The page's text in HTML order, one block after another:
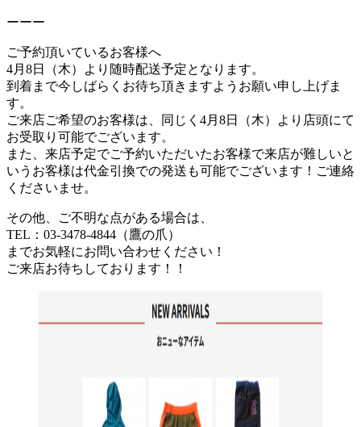
ーーー
ご予約頂いているお客様へ
4月8日（木）より随時配送予定となります。
到着まで今しばらくお待ち頂きますようお願い申し上げま
す。
ご来店ご希望のお客様は、同じく4月8日（木）より店頭にて
お受取り可能でございます。
また、来店予定でご予約いただいたお客様で来店が難しいと
いうお客様は代金引換での発送も可能でございます！ご連絡
くださいませ。
その他、ご不明な点がある場合は、
TEL：03-3478-4844（鷹の爪）
までお気軽にお問い合わせください！
ご来店お待ちしております！！